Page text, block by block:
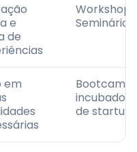
e
de
Seminários
em
de startups